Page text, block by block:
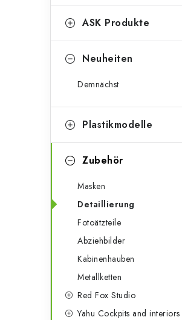
t
e
e
s
e
o
e
ASK Produkte
Neuheiten
Demnächst
Plastikmodelle
Zubehör
Masken
Detaillierung
Fotoätzteile
Abziehbilder
Kabinenhauben
Metallketten
Red Fox Studio
Yahu Cockpits and interiors